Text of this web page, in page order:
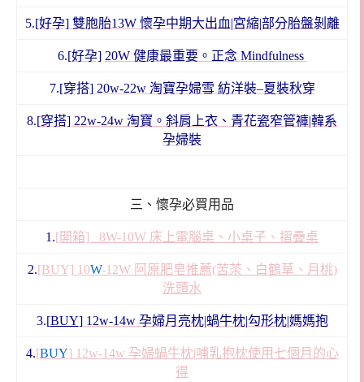
5.[好孕] 雙胞胎13W 懷孕中期大出血|宮縮|部分胎盤剝離
6.[好孕] 20W 健康最重要。正念 Mindfulness
7.[穿搭] 20w-22w 淘寶孕婦雪 紡洋裝–夏裝秋穿
8.[穿搭] 22w-24w 淘寶。斜肩上衣、青花瓷窄管褲|韓系
孕婦裝
三、懷孕必買用品
1.[開箱] 8W-10W 床上電腦桌、小桌子、摺疊桌
2.[BUY] 10W-12W 阿原肥皂推薦(苦茶、白鶴草、月桃)
洗頭水
3.[BUY]12w-14w 孕婦月亮枕|蝸牛枕|勾形枕|媽媽抱
4.[BUY] 12w-14w 孕婦蝸牛枕|哺乳抱枕使用七個月的心
得